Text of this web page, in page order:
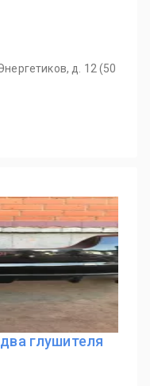
д. 12 (50
глушителя